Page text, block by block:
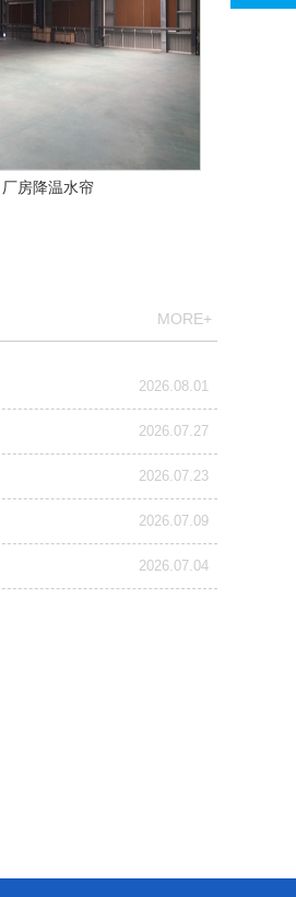
厂房降温水帘
MORE+
2026.08.01
2026.07.27
2026.07.23
2026.07.09
2026.07.04